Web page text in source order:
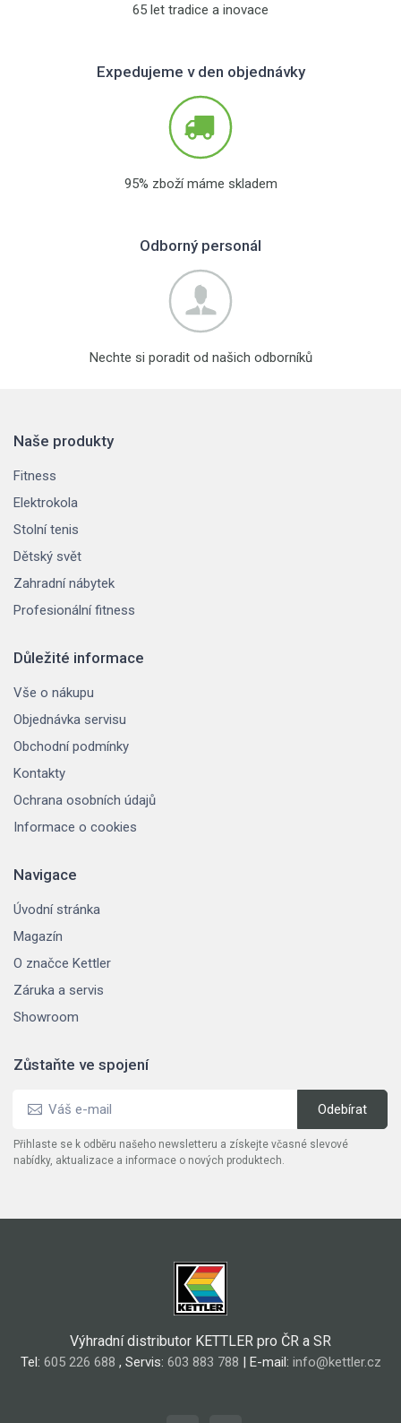
65 let tradice a inovace
Expedujeme v den objednávky
95% zboží máme skladem
Odborný personál
Nechte si poradit od našich odborníků
Naše produkty
Fitness
Elektrokola
Stolní tenis
Dětský svět
Zahradní nábytek
Profesionální fitness
Důležité informace
Vše o nákupu
Objednávka servisu
Obchodní podmínky
Kontakty
Ochrana osobních údajů
Informace o cookies
Navigace
Úvodní stránka
Magazín
O značce Kettler
Záruka a servis
Showroom
Zůstaňte ve spojení
Přihlaste se k odběru našeho newsletteru a získejte včasné slevové
nabídky, aktualizace a informace o nových produktech.
Výhradní distributor KETTLER pro ČR a SR
Tel: 605 226 688 , Servis: 603 883 788 | E-mail: info@kettler.cz